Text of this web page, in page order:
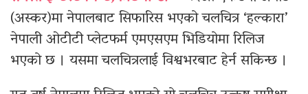
(अस्कर)मा नेपालबाट सिफारिस भएको चलचित्र ‘हल्कारा’
नेपाली ओटीटी प्लेटफर्म एमएसएम भिडियोमा रिलिज
भएको छ । यसमा चलचित्रलाई विश्वभरबाट हेर्न सकिन्छ ।